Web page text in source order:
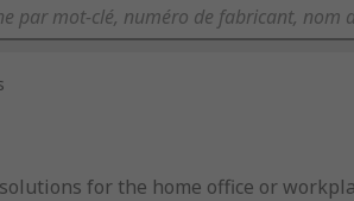
for the home office or